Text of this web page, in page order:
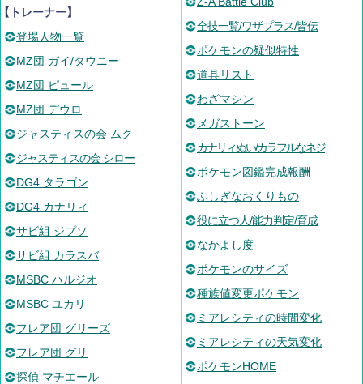
トレーナー】
登場人物一覧
MZ団 ガイ/タウニー
MZ団 ピュール
MZ団 デウロ
ジャスティスの会 ムク
ジャスティスの会 シロー
DG4 タラゴン
DG4 カナリィ
サビ組 ジプソ
サビ組 カラスバ
MSBC ハルジオ
MSBC ユカリ
フレア団 グリーズ
フレア団 グリ
探偵 マチエール
全技一覧/ワザプラス/皆伝
ポケモンの疑似特性
道具リスト
わざマシン
メガストーン
カナリィぬい/カラフルなネジ
ポケモン図鑑完成報酬
ふしぎなおくりもの
役に立つ人/能力判定/育成
なかよし度
ポケモンのサイズ
種族値変更ポケモン
ミアレシティの時間変化
ミアレシティの天気変化
ポケモンHOME